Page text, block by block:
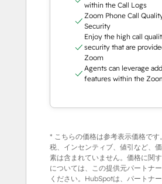
within the Call Logs
Zoom Phone Call
Security
Enjoy the high call
security that are
Zoom
Agents can leverage
features within the
* こちらの価格は参考表示価格です
税、インセンティブ、値引など、
素は含まれていません。価格に関
については、この提供元パートナ
ください。HubSpotは、パートナ